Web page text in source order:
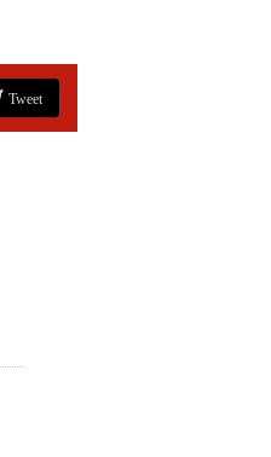
Tweet